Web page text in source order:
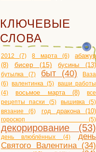
КЛЮЧЕВЫЕ
СЛОВА
2012 (7) 8 марта (6)
абажур
(8)
бисер (15) бусины (13)
бутылка (7) быт (40)
Ваза
(6) валентинка (5) ваши работы
(4)
восьмое марта (8)
все
рецепты пасхи (5)
вышивка (5)
вязание (6)
год дракона (10)
гороскоп (5)
декорирование (53)
день влюблённых (4)
день
Святого Валентина (34)